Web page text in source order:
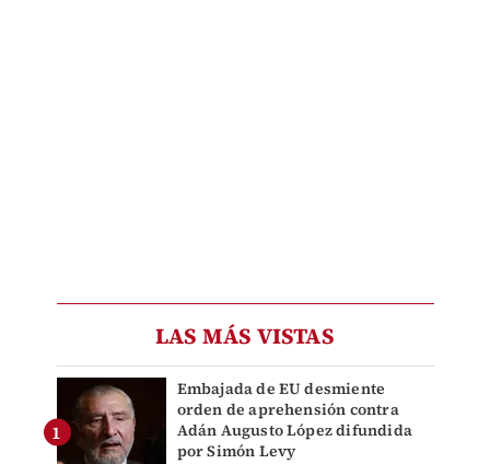
LAS MÁS VISTAS
Embajada de EU desmiente
orden de aprehensión contra
Adán Augusto López difundida
por Simón Levy